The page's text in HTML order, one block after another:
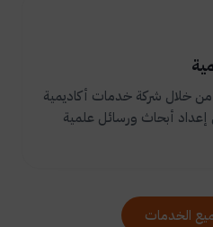
من خلال شركة خدمات أكاديمية
أبحاث ورسائل علمية
الخدمات